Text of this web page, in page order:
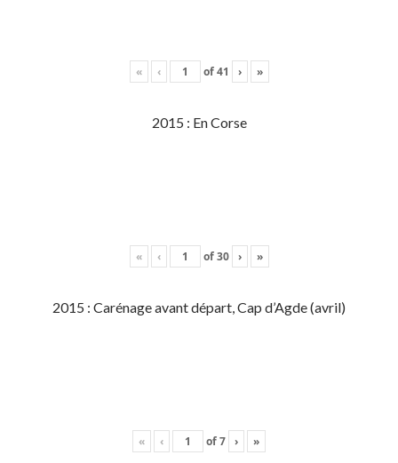
« ‹ of41 › »
2015 : En Corse
« ‹ of30 › »
2015 : Carénage avant départ, Cap d’Agde (avril)
« ‹ of7 › »